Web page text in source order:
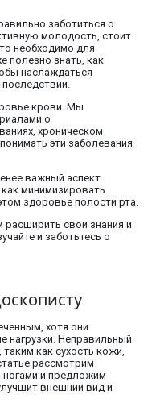
заботиться о
молодость, стоит
необходимо для
полезно знать, как
наслаждаться
крови. Мы
о
хроническом
эти заболевания
важный аспект
минимизировать
здоровье полости рта.
свои знания и
и заботьтесь о
хотя они
нагрузки. Неправильный
как сухость кожи,
рассмотрим
ногами и предложим
внешний вид и